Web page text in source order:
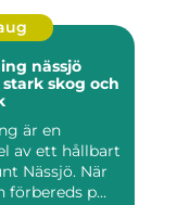
nässjö
skog och
är en
av ett hållbart
Nässjö. När
förbereds p...